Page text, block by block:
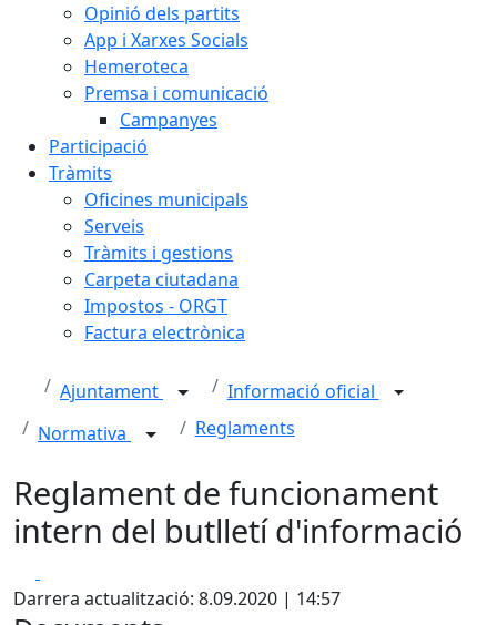
Opinió dels partits
App i Xarxes Socials
Hemeroteca
Premsa i comunicació
Campanyes
Participació
Tràmits
Oficines municipals
Serveis
Tràmits i gestions
Carpeta ciutadana
Impostos - ORGT
Factura electrònica
Ajuntament
Informació oficial
Normativa
Reglaments
Reglament de funcionament
intern del butlletí d'informació
Darrera actualització: 8.09.2020 | 14:57